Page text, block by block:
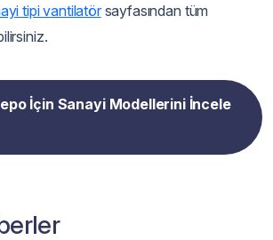
tipi vantilatörsayfasından tüm
İçin Sanayi Modellerini İncele